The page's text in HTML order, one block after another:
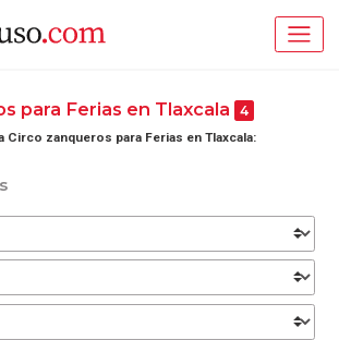
para Ferias en Tlaxcala 4
Circo zanqueros para Ferias en Tlaxcala: